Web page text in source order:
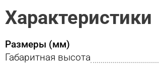
Характеристики
Размеры (мм)
Габаритная высота